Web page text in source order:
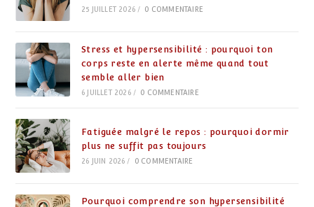
25 JUILLET 2026 / 0 COMMENTAIRE
Stress et hypersensibilité : pourquoi ton
corps reste en alerte même quand tout
semble aller bien
6 JUILLET 2026 / 0 COMMENTAIRE
Fatiguée malgré le repos : pourquoi dormir
plus ne suffit pas toujours
26 JUIN 2026 / 0 COMMENTAIRE
Pourquoi comprendre son hypersensibilité